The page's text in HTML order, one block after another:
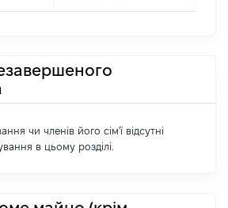
чи членів його сім'ї відсутні
в цьому розділі.